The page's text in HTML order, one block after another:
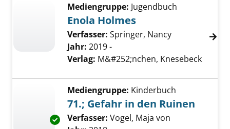
Mediengruppe: Jugendbuch
Enola Holmes
Verfasser: Springer, Nancy
Jahr: 2019 -
Verlag: M&#252;nchen, Knesebeck
Exemplar-Details von 71.; Gefahr in den
Mediengruppe: Kinderbuch
71.; Gefahr in den Ruinen
Verfasser: Vogel, Maja von